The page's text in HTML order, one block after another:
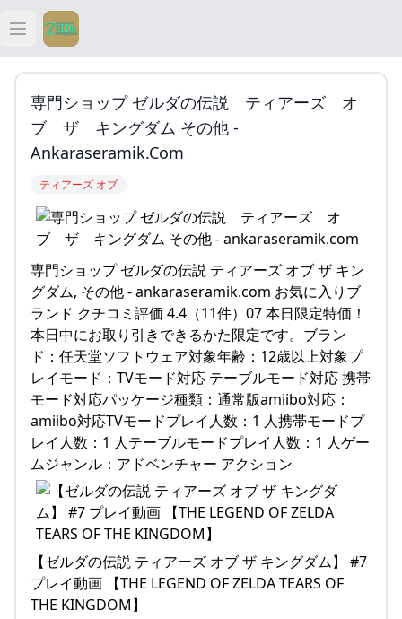
Open main menu
ティアキン
ティアキン 祠
ティアキン 攻略
専門ショップ ゼルダの伝説 ティアーズ オ
ブ ザ キングダム その他 -
Ankaraseramik.com
ティアーズ オブ
専門ショップ ゼルダの伝説 ティアーズ オブ ザ キン
グダム, その他 - ankaraseramik.com お気に入りブ
ランド クチコミ評価 4.4（11件）07 本日限定特価！
本日中にお取り引きできるかた限定です。ブラン
ド：任天堂ソフトウェア対象年齢：12歳以上対象プ
レイモード：TVモード対応 テーブルモード対応 携帯
モード対応パッケージ種類：通常版amiibo対応：
amiibo対応TVモードプレイ人数：1 人携帯モードプ
レイ人数：1 人テーブルモードプレイ人数：1 人ゲー
ムジャンル：アドベンチャー アクション
【ゼルダの伝説 ティアーズ オブ ザ キングダム】 #7
プレイ動画 【THE LEGEND OF ZELDA TEARS OF
THE KINGDOM】